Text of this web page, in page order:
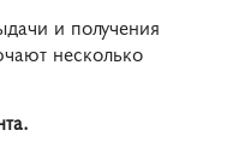
и получения
несколько